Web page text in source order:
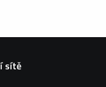
sítě